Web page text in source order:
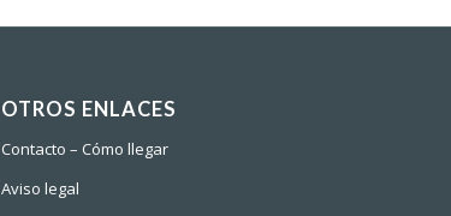
OTROS ENLACES
Contacto – Cómo llegar
Aviso legal